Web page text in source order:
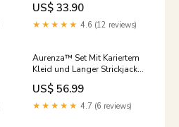
US$ 33.90
★★★★★ 4.6 (12 reviews)
Aurenza™ Set Mit Kariertem
Kleid und Langer Strickjacke
Größe:3XL
US$ 56.99
★★★★★ 4.7 (6 reviews)